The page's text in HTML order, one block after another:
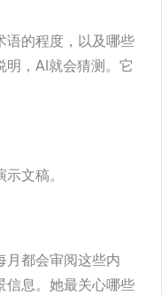
语的程度，以及哪些
明，AI就会猜测。它
文稿。
月都会审阅这些内
信息。她最关心哪些